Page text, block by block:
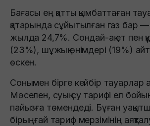
Бағасы ең қатты қымбаттаған
қатарында сұйытылған газ бар —
жылда 24,7%. Сондай-ақ ет пен
(23%), шұжық өнімдері (19%)
өскен.
Сонымен бірге кейбір тауарлар
Мәселен, суық су тарифі ел
пайызға төмендеді. Бұған
бірыңғай тариф мерзімінің